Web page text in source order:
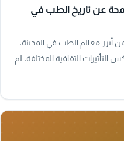
عن تاريخ الطب في
أبرز معالم الطب في المدينة.
التأثيرات الثقافية المختلفة. لم